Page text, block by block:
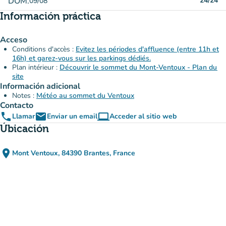
Información práctica
Acceso
Conditions d'accès : Evitez les périodes d'affluence (entre 11h et
16h) et garez-vous sur les parkings dédiés.
Plan intérieur : Découvrir le sommet du Mont-Ventoux - Plan du
site
Información adicional
Notes : Météo au sommet du Ventoux
Contacto
phone LlamaremailEnviar un emailcomputerAcceder al sitio web
(nueva pestaña)
Úbicación
place Mont Ventoux, 84390 Brantes, France
(abrir en Google Maps)
(nueva pestaña)